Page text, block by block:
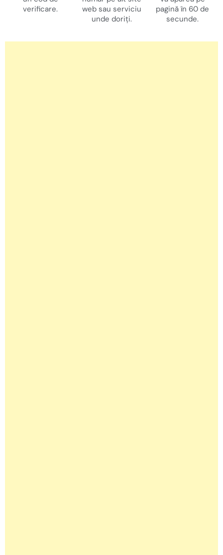
verificare.
web sau serviciu
unde doriți.
pagină în 60 de
secunde.